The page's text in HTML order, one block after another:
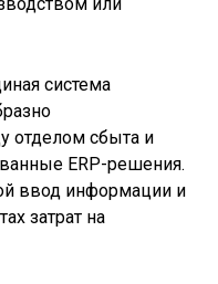
система
отделом сбыта и
ERP-решения.
ввод информации и
затрат на